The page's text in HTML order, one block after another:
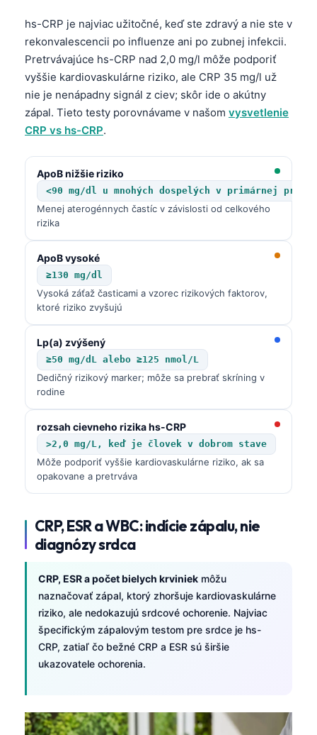
hs-CRP je najviac užitočné, keď ste zdravý a nie ste v
rekonvalescencii po influenze ani po zubnej infekcii.
Pretrvávajúce hs-CRP nad 2,0 mg/l môže podporiť
vyššie kardiovaskulárne riziko, ale CRP 35 mg/l už
nie je nenápadny signál z ciev; skôr ide o akútny
zápal. Tieto testy porovnávame v našom vysvetlenie
CRP vs hs-CRP.
ApoB nižšie riziko
<90 mg/dl u mnohých dospelých v primárnej
Menej aterogénnych častíc v závislosti od celkového
rizika
ApoB vysoké
≥130 mg/dl
Vysoká záťaž časticami a vzorec rizikových faktorov,
ktoré riziko zvyšujú
Lp(a) zvýšený
≥50 mg/dL alebo ≥125 nmol/L
Dedičný rizikový marker; môže sa prebrať skríning v
rodine
rozsah cievneho rizika hs-CRP
>2,0 mg/L, keď je človek v dobrom stave
Môže podporiť vyššie kardiovaskulárne riziko, ak sa
opakovane a pretrváva
CRP, ESR a WBC: indície zápalu, nie
diagnózy srdca
CRP, ESR a počet bielych krviniek môžu
naznačovať zápal, ktorý zhoršuje kardiovaskulárne
riziko, ale nedokazujú srdcové ochorenie. Najviac
špecifickým zápalovým testom pre srdce je hs-
CRP, zatiaľ čo bežné CRP a ESR sú širšie
ukazovatele ochorenia.
ქართული
Lietuvių kalba
Polski
한국어
Slovenščina
Magyar
Shqip
বাংলা
తెలుగు
தமிழ்
ಕನ್ನಡ
മലയാളം
Bahasa Melayu
Tagalog
ไทย
ភាសាខ្មែរ
Kiswahili
አማርኛ
Українська
O‘zbekcha
Català
Suomi
Hrvatski